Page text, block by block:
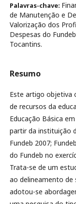
Palavras-chave:
de Manutenção e
Valorização dos
Despesas do
Tocantins.
Resumo
Este artigo objetiva
de recursos da
Educação Básica
partir da instituição
Fundeb 2007;
do Fundeb no
Trata-se de um
ao delineamento
adotou-se